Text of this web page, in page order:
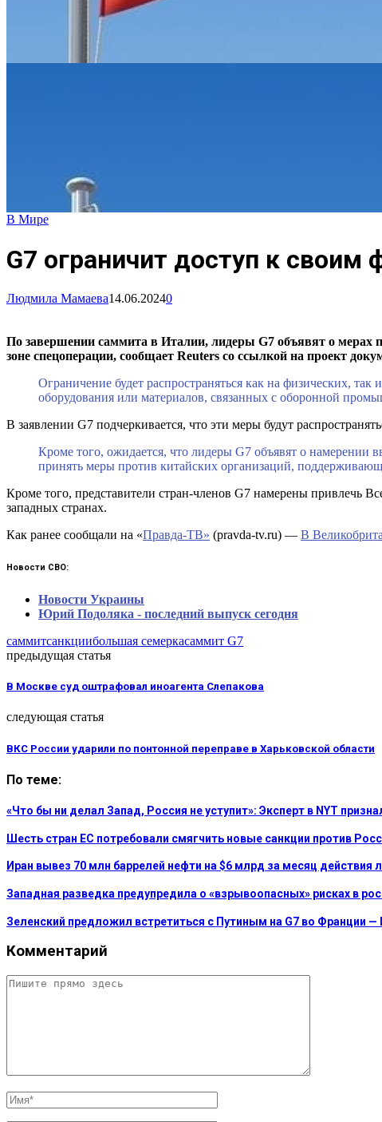
В Мире
G7 ограничит доступ к
Людмила Мамаева14.06.20240
По завершении саммита в Италии, лидеры G7 объявят о мерах
зоне спецоперации, сообщает Reuters со ссылкой на проект
Ограничение будет распространяться как на физических,
оборудования или материалов, связанных с оборонной
В заявлении G7 подчеркивается, что эти меры будут
Кроме того, ожидается, что лидеры G7 объявят о намерении
принять меры против китайских организаций,
Кроме того, представители стран-членов G7 намерены привлечь
западных странах.
Как ранее сообщали на «Правда-ТВ» (pravda-tv.ru) — В
Новости СВО:
Новости Украины
Юрий Подоляка - последний выпуск сегодня
саммитсанкциибольшая семеркасаммит G7
предыдущая статья
В Москве суд оштрафовал иноагента Слепакова
следующая статья
ВКС России ударили по понтонной переправе в Харьковской области
По теме:
«Что бы ни делал Запад, Россия не уступит»: Эксперт в NYT
Шесть стран ЕС потребовали смягчить новые санкции против
Иран вывез 70 млн баррелей нефти на $6 млрд за месяц действия
Западная разведка предупредила о «взрывоопасных» рисках в
Зеленский предложил встретиться с Путиным на G7 во Франции
Комментарий